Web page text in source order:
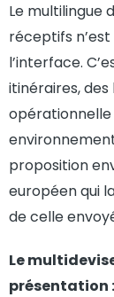
Le multilingue
réceptifs
l’interface.
itinéraires,
opérationnelle
proposition
européen qui
de celle
Le
présentation